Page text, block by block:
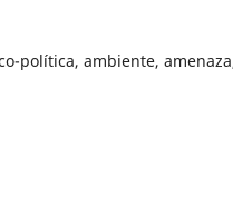
política, ambiente,